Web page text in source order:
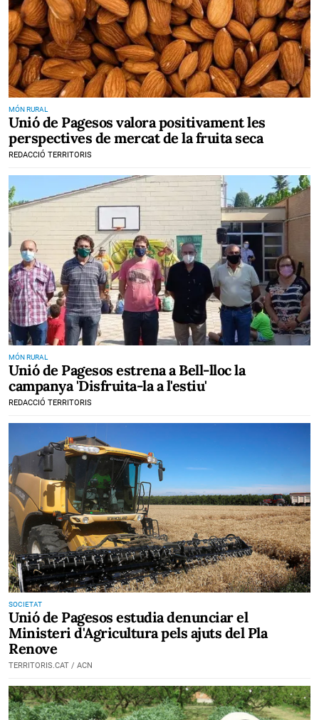
MÓN RURAL
Unió de Pagesos valora positivament les
perspectives de mercat de la fruita seca
REDACCIÓ TERRITORIS
MÓN RURAL
Unió de Pagesos estrena a Bell-lloc la
campanya 'Disfruita-la a l'estiu'
REDACCIÓ TERRITORIS
SOCIETAT
Unió de Pagesos estudia denunciar el
Ministeri d'Agricultura pels ajuts del Pla
Renove
TERRITORIS.CAT / ACN